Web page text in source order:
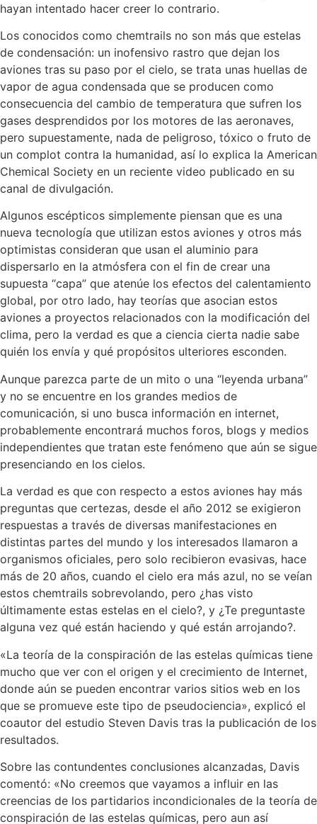
hayan intentado hacer creer lo contrario.
Los conocidos como chemtrails no son más que estelas
de condensación: un inofensivo rastro que dejan los
aviones tras su paso por el cielo, se trata unas huellas de
vapor de agua condensada que se producen como
consecuencia del cambio de temperatura que sufren los
gases desprendidos por los motores de las aeronaves,
pero supuestamente, nada de peligroso, tóxico o fruto de
un complot contra la humanidad, así lo explica la American
Chemical Society en un reciente video publicado en su
canal de divulgación.
Algunos escépticos simplemente piensan que es una
nueva tecnología que utilizan estos aviones y otros más
optimistas consideran que usan el aluminio para
dispersarlo en la atmósfera con el fin de crear una
supuesta “capa” que atenúe los efectos del calentamiento
global, por otro lado, hay teorías que asocian estos
aviones a proyectos relacionados con la modificación del
clima, pero la verdad es que a ciencia cierta nadie sabe
quién los envía y qué propósitos ulteriores esconden.
Aunque parezca parte de un mito o una “leyenda urbana”
y no se encuentre en los grandes medios de
comunicación, si uno busca información en internet,
probablemente encontrará muchos foros, blogs y medios
independientes que tratan este fenómeno que aún se sigue
presenciando en los cielos.
La verdad es que con respecto a estos aviones hay más
preguntas que certezas, desde el año 2012 se exigieron
respuestas a través de diversas manifestaciones en
distintas partes del mundo y los interesados llamaron a
organismos oficiales, pero solo recibieron evasivas, hace
más de 20 años, cuando el cielo era más azul, no se veían
estos chemtrails sobrevolando, pero ¿has visto
últimamente estas estelas en el cielo?, y ¿Te preguntaste
alguna vez qué están haciendo y qué están arrojando?.
«La teoría de la conspiración de las estelas químicas tiene
mucho que ver con el origen y el crecimiento de Internet,
donde aún se pueden encontrar varios sitios web en los
que se promueve este tipo de pseudociencia», explicó el
coautor del estudio Steven Davis tras la publicación de los
resultados.
Sobre las contundentes conclusiones alcanzadas, Davis
comentó: «No creemos que vayamos a influir en las
creencias de los partidarios incondicionales de la teoría de
conspiración de las estelas químicas, pero aun así